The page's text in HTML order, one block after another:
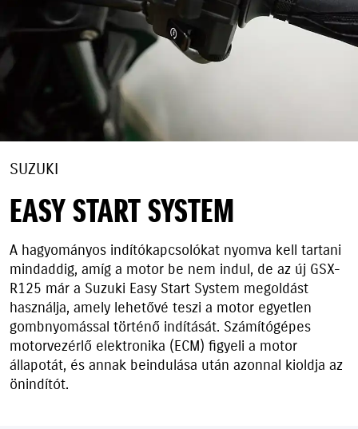
SUZUKI
EASY START SYSTEM
A hagyományos indítókapcsolókat nyomva kell tartani
mindaddig, amíg a motor be nem indul, de az új GSX-
R125 már a Suzuki Easy Start System megoldást
használja, amely lehetővé teszi a motor egyetlen
gombnyomással történő indítását. Számítógépes
motorvezérlő elektronika (ECM) figyeli a motor
állapotát, és annak beindulása után azonnal kioldja az
önindítót.